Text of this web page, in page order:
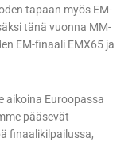
tapaan myös EM-
tänä vuonna MM-
EM-finaali EMX65 ja
aikoina Euroopassa
pääsevät
finaalikilpailussa,